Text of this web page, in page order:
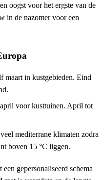
oogst voor het ergste van de
in de nazomer voor een
maart in kustgebieden. Eind
voor kusttuinen. April tot
mediterrane klimaten zodra
boven 15 °C liggen.
een gepersonaliseerd schema